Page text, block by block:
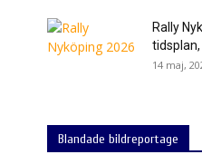
Rally
14 maj,
Blandade bildreportage